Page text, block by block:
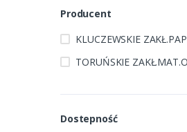
Producent
KLUCZEWSKIE
TORUŃSKIE
Dostepność